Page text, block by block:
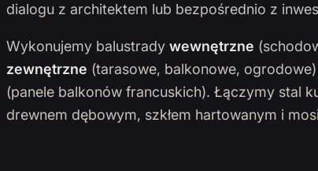
dialogu z architektem lub bezpośrednio z
Wykonujemy balustrady wewnętrzne
zewnętrzne (tarasowe, balkonowe,
(panele balkonów francuskich). Łączymy stal
drewnem dębowym, szkłem hartowanym i